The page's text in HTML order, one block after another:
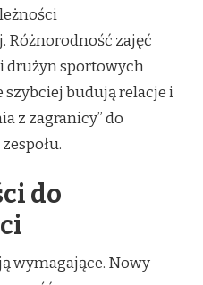
Różnorodność zajęć
drużyn sportowych
szybciej budują relacje i
z zagranicy” do
do
wymagające. Nowy